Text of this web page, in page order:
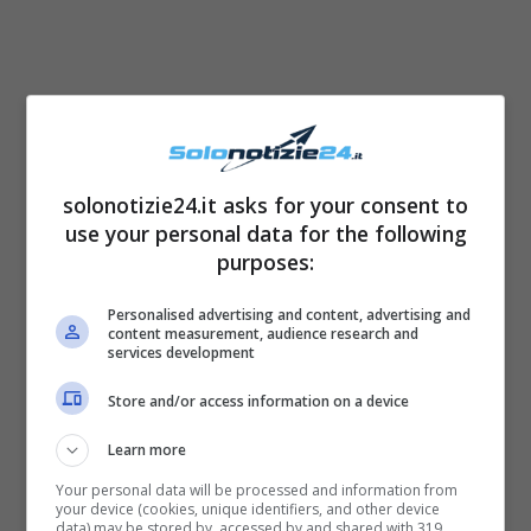
I soccorsi subito allertati da Zuleyha non
destinato Demir, ovvero essere sottoposto ad
una operazione urgentissima,
tra la vita e la morte.Nel frattempo è stata la
stessa Zuleyha a dare l’infausta notizia alla
suoceraHunkar, che si precipiterà
solonotizie24.it asks for your consent to
use your personal data for the following
purposes:
Personalised advertising and content, advertising and
content measurement, audience research and
services development
Store and/or access information on a device
Learn more
Your personal data will be processed and information from
your device (cookies, unique identifiers, and other device